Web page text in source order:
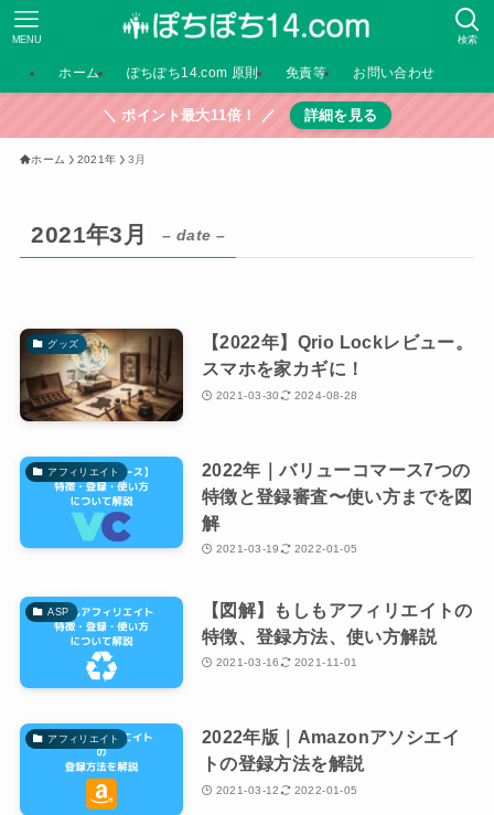
検索
MENU
ホーム ぽちぽち14.com 原則 免責等 お問い合わせ
＼ ポイント最大11倍！ ／ 詳細を見る
ホーム 2021年 3月
2021年3月 – date –
グッズ
【2022年】Qrio Lockレビュー。
スマホを家カギに！
2021-03-30 2024-08-28
アフィリエイト
2022年｜バリューコマース7つの
特徴と登録審査〜使い方までを図
解
2021-03-19 2022-01-05
ASP
【図解】もしもアフィリエイトの
特徴、登録方法、使い方解説
2021-03-16 2021-11-01
アフィリエイト
2022年版｜Amazonアソシエイ
トの登録方法を解説
2021-03-12 2022-01-05